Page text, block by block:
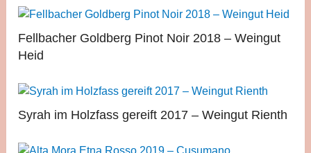
Fellbacher Goldberg Pinot Noir 2018 – Weingut
Heid
Syrah im Holzfass gereift 2017 – Weingut Rienth